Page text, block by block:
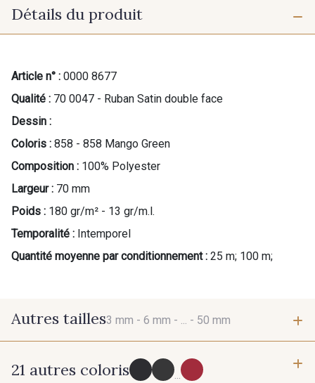
Détails du produit
Article n° : 0000 8677
Qualité : 70 0047 - Ruban Satin double face
Dessin :
Coloris : 858 - 858 Mango Green
Composition : 100% Polyester
Largeur : 70 mm
Poids : 180 gr/m² - 13 gr/m.l.
Temporalité : Intemporel
Quantité moyenne par conditionnement : 25 m; 100 m;
Autres tailles3 mm - 6 mm - ... - 50 mm
3 mm
21 autres coloris ...